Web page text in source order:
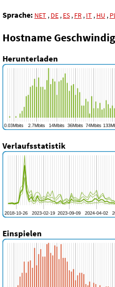
Sprache: NET , DE , ES , FR , IT , HU ,
Hostname
Herunterladen
Verlaufsstatistik
Einspielen